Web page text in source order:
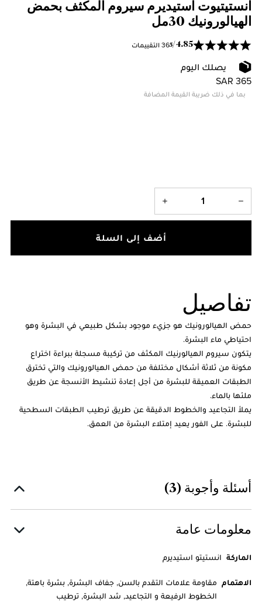
انستيتيوت استيديرم سيروم المكثف بحمض
الهيالورونيك 30مل
4.85
/
536 التقييمات
يصلك اليوم
SAR 365
بما في ذلك ضريبة القيمة المضافة
أضف إلى السلة
تفاصيل
حمض الهيالورونيك هو جزيء موجود بشكل طبيعي في البشرة وهو
احتياطي ماء البشرة.
يتكون سيروم الهيالورنيك المكثف من تركيبة مسجلة ببراءة اختراع
مكونة من ثلاثة أشكال مختلفة من حمض الهيالورونيك والتي تخترق
الطبقات العميقة للبشرة من أجل إعادة تنشيط الأنسجة عن طريق
ملئها بالماء.
يملأ التجاعيد والخطوط الدقيقة عن طريق ترطيب الطبقات السطحية
للبشرة. على الفور يعيد إمتلاء البشرة من العمق.
أسئلة وأجوبة (3)
معلومات عامة
الماركة انستيتو استيديرم
الاهتمام مقاومة علامات التقدم بالسن, جفاف البشرة, بشرة باهتة,
الخطوط الرفيعة و التجاعيد, شد البشرة, ترطيب